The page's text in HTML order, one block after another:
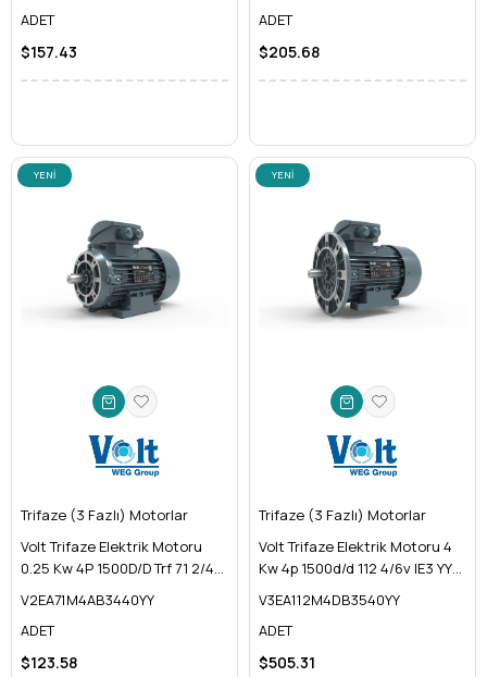
ADET
$157.43
ADET
$205.68
Trifaze (3 Fazlı) Motorlar
Volt Trifaze Elektrik Motoru
0.25 Kw 4P 1500D/D Trf 71 2/4V
V2EA71M4AB3440YY
ADET
$123.58
YENI
Trifaze (3 Fazlı) Motorlar
Volt Trifaze Elektrik Motoru 4
Kw 4p 1500d/d 112 4/6v IE3 YY
V3EA112M4DB3540YY
ADET
$505.31
YENI